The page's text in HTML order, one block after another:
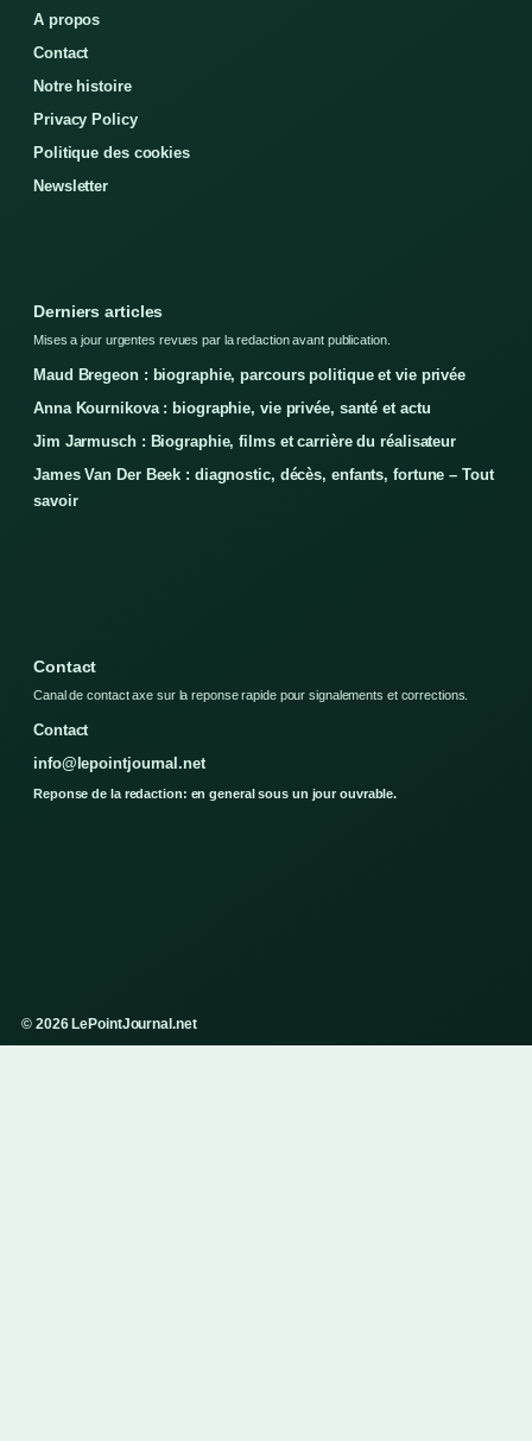
A propos
Contact
Notre histoire
Privacy Policy
Politique des cookies
Newsletter
Derniers articles
Mises a jour urgentes revues par la redaction avant publication.
Maud Bregeon : biographie, parcours politique et vie privée
Anna Kournikova : biographie, vie privée, santé et actu
Jim Jarmusch : Biographie, films et carrière du réalisateur
James Van Der Beek : diagnostic, décès, enfants, fortune – Tout
savoir
Contact
Canal de contact axe sur la reponse rapide pour signalements et corrections.
Contact
info@lepointjournal.net
Reponse de la redaction: en general sous un jour ouvrable.
© 2026 LePointJournal.net